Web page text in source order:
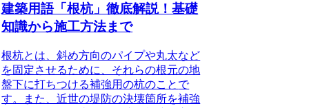
建築用語「根杭」徹底解説！基礎
知識から施工方法まで
根杭とは、斜め方向のパイプや丸太など
を固定させるために、それらの根元の地
盤下に打ちつける補強用の杭のこと で
す。また、近世の堤防の決壊箇所を補強